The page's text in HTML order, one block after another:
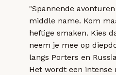
"Spannende
middle name. Kom
heftige smaken. Kies
neem je mee op
langs Porters en
Het wordt een intense